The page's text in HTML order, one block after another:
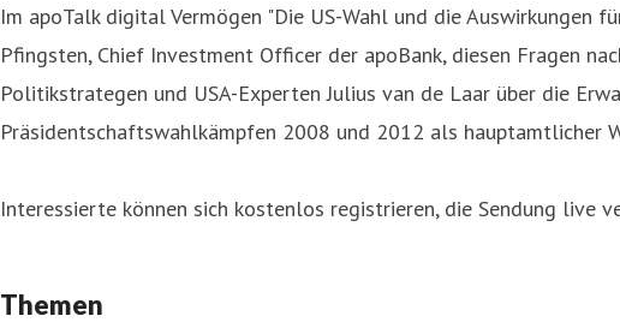
Im apoTalk digital Vermögen "Die US-Wahl und die Auswirkungen
Pfingsten, Chief Investment Officer der apoBank, diesen Fragen
Politikstrategen und USA-Experten Julius van de Laar über die
Präsidentschaftswahlkämpfen 2008 und 2012 als hauptamtlicher
Interessierte können sich kostenlos registrieren, die Sendung
Themen